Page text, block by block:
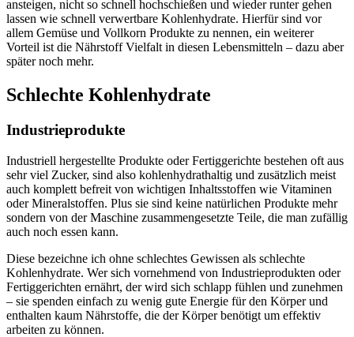
ansteigen, nicht so schnell hochschießen und wieder runter gehen
lassen wie schnell verwertbare Kohlenhydrate. Hierfür sind vor
allem Gemüse und Vollkorn Produkte zu nennen, ein weiterer
Vorteil ist die Nährstoff Vielfalt in diesen Lebensmitteln – dazu aber
später noch mehr.
Schlechte Kohlenhydrate
Industrieprodukte
Industriell hergestellte Produkte oder Fertiggerichte bestehen oft aus
sehr viel Zucker, sind also kohlenhydrathaltig und zusätzlich meist
auch komplett befreit von wichtigen Inhaltsstoffen wie Vitaminen
oder Mineralstoffen. Plus sie sind keine natürlichen Produkte mehr
sondern von der Maschine zusammengesetzte Teile, die man zufällig
auch noch essen kann.
Diese bezeichne ich ohne schlechtes Gewissen als schlechte
Kohlenhydrate. Wer sich vornehmend von Industrieprodukten oder
Fertiggerichten ernährt, der wird sich schlapp fühlen und zunehmen
– sie spenden einfach zu wenig gute Energie für den Körper und
enthalten kaum Nährstoffe, die der Körper benötigt um effektiv
arbeiten zu können.